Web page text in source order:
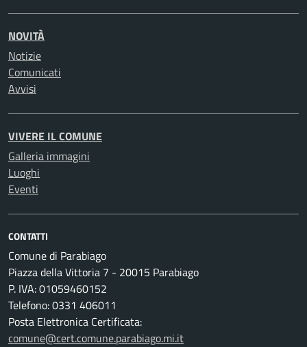
NOVITÀ
Notizie
Comunicati
Avvisi
VIVERE IL COMUNE
Galleria immagini
Luoghi
Eventi
CONTATTI
Comune di Parabiago
Piazza della Vittoria 7 - 20015 Parabiago
P. IVA: 01059460152
Telefono: 0331 406011
Posta Elettronica Certificata:
comune@cert.comune.parabiago.mi.it